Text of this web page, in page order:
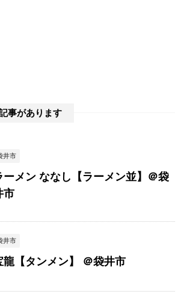
事があります
井市
ーメン ななし【ラーメン並】＠袋
市
井市
龍【タンメン】 ＠袋井市